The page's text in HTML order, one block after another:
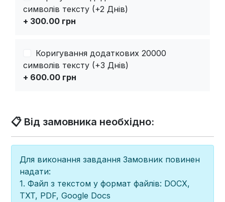
символів тексту (+2 Днів)
+ 300.00 грн
Коригування додаткових 20000
символів тексту (+3 Днів)
+ 600.00 грн
📋 Від замовника необхідно:
Для виконання завдання Замовник повинен
надати:
1. Файл з текстом у формат файлів: DOCX,
TXT, PDF, Google Docs